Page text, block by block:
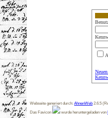
Webseite generiert durch: AhnenWeb 2.6.5
Das Favicon
wurde heruntergeladen von